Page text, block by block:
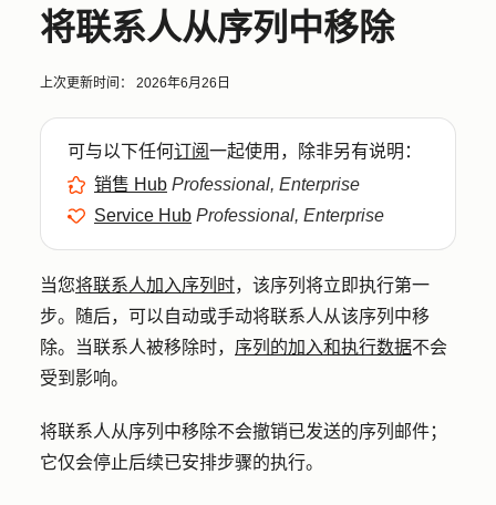
将联系人从序列中移除
上次更新时间： 2026年6月26日
可与以下任何订阅一起使用，除非另有说明：
销售 Hub Professional, Enterprise
Service Hub Professional, Enterprise
当您将联系人加入序列时，该序列将立即执行第一
步。随后，可以自动或手动将联系人从该序列中移
除。当联系人被移除时， 序列的加入和执行数据不会
受到影响。
将联系人从序列中移除不会撤销已发送的序列邮件；
它仅会停止后续已安排步骤的执行。